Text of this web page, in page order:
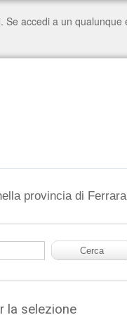
provincia di Ferrara
la selezione